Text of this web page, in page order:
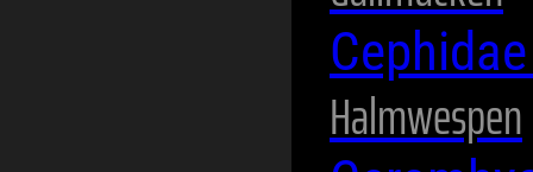
Halmwespen